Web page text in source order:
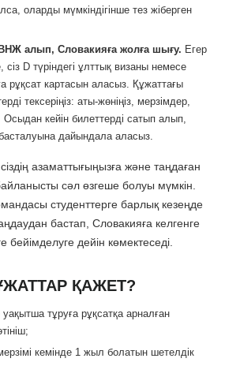
оларды мүмкіндігінше тез жіберген
алып, Словакияға жолға шығу. Егер
сіз D түріндегі ұлттық визаны немесе
рұқсат картасын аласыз. Құжаттағы
тексеріңіз: аты-жөніңіз, мерзімдер,
кейін билеттерді сатып алып,
дайындала аласыз.
азаматтығыңызға және таңдаған
сәл өзгеше болуы мүмкін.
студенттерге барлық кезеңде
бастап, Словакияға келгенге
бейімделуге дейін көмектеседі.
ҚАЖЕТ?
тұруға рұқсатқа арналған
кемінде 1 жыл болатын шетелдік